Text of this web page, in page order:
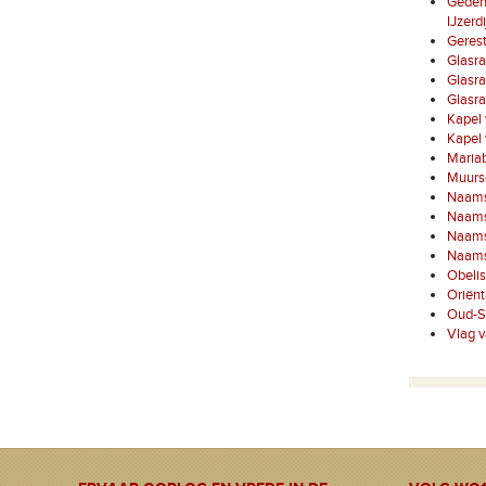
Kapel
Kapel
Oud-
Vlag